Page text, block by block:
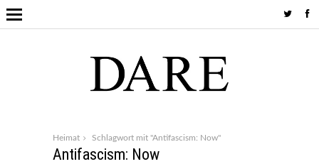
Heimat Schlagwort mit "Antifascism: Now"
Antifascism: Now